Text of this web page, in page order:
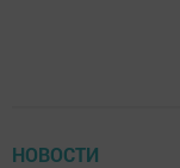
НОВОСТИ